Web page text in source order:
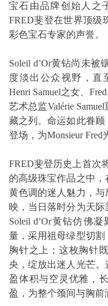
宝石由品牌创始人之
FRED斐登在世界顶级
彩色宝石专家的声誉。
Soleil d’Or黄钻尚未
度淡出公众视野，直
Henri Samuel之女、
艺术总监Valérie
藏之列。命运如此眷
登场，为Monsieur Fred
FRED斐登历史上首次
的高级珠宝作品之中
黄色调的迷人魅力，
映，当日落时分为天际
Soleil d’Or黄钻仿佛
量，采用祖母绿型切
胸针之上；这枚胸针
央，绽放出迷人光芒
盈体积与空灵优雅，
盈，为整个颈间与胸前